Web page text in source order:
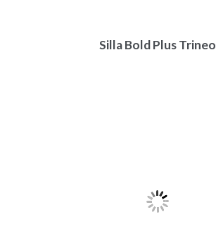
Silla Bold Plus Trineo